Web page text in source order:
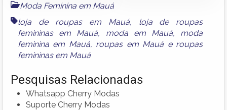
Moda Feminina em Mauá
loja de roupas em Mauá, loja de roupas
femininas em Mauá, moda em Mauá, moda
feminina em Mauá, roupas em Mauá e roupas
femininas em Mauá
Pesquisas Relacionadas
Whatsapp Cherry Modas
Suporte Cherry Modas